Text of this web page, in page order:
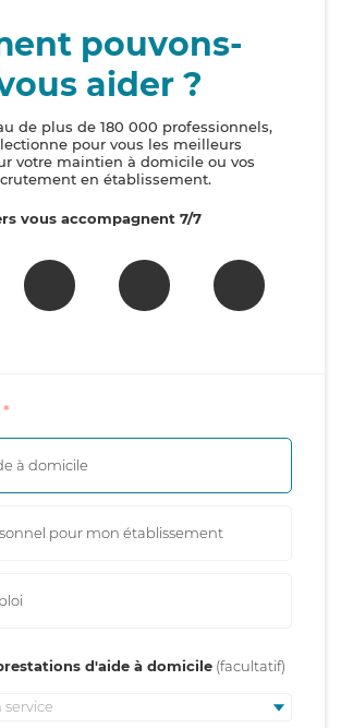
pouvons-
aider ?
de plus de 180 000 professionnels,
pour vous les meilleurs
votre maintien à domicile ou vos
en établissement.
vous accompagnent 7/7
à domicile
pour mon établissement
d'aide à domicile
service